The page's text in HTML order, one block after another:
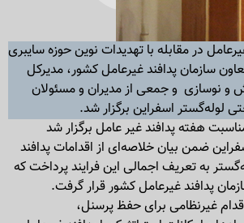
در مقابله با تهدیدات نوین حوزه سایبری
سازمان پدافند غیر‌عامل کشور، مدیرکل
نوسازی و جمعی از مدیران و مسئولان
لوله‌گستر اسفراین برگزار شد.
هفته پدافند غیر عامل برگزار شد
ضمن بیان خلاصه‌ای از اقدامات پدافند
به تعریف اجمالی این فرایند پرداخت که
پدافند غیر‌عامل کشور قرار گرفت.
غیر‌نظامی برای حفظ پرسنل،